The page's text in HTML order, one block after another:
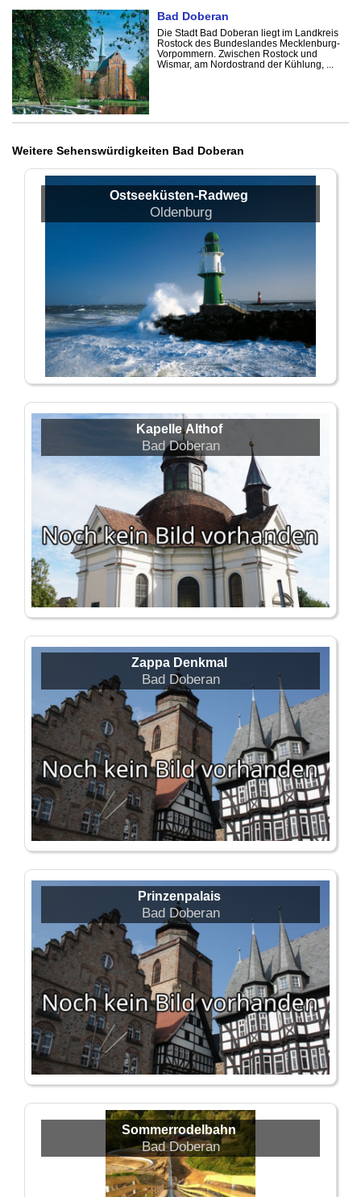
Bad Doberan
Die Stadt Bad Doberan liegt im Landkreis
Rostock des Bundeslandes Mecklenburg-
Vorpommern. Zwischen Rostock und
Wismar, am Nordostrand der Kühlung, ...
Weitere Sehenswürdigkeiten Bad Doberan
Ostseeküsten-Radweg
Oldenburg
Kapelle Althof
Bad Doberan
Zappa Denkmal
Bad Doberan
Prinzenpalais
Bad Doberan
Sommerrodelbahn
Bad Doberan